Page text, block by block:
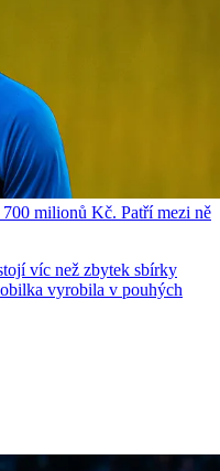
milionů Kč. Patří mezi ně
víc než zbytek sbírky
vyrobila v pouhých